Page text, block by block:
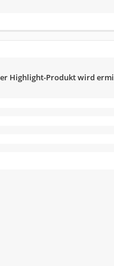
Highlight-Produkt wird